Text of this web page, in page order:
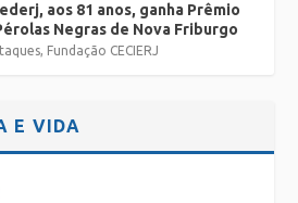
aos 81 anos, ganha Prêmio
Negras de Nova Friburgo
, Fundação CECIERJ
E VIDA